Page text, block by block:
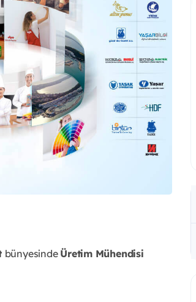
bünyesinde Üretim Mühendisi